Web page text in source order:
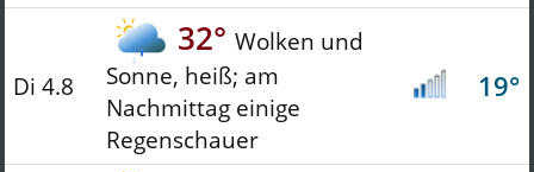
Di 4.8
32° Wolken und
Sonne, heiß; am
Nachmittag einige
Regenschauer
19°